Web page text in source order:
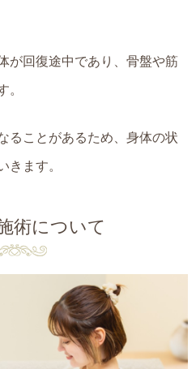
が回復途中であり、骨盤や筋
。
ることがあるため、身体の状
きます。
術について